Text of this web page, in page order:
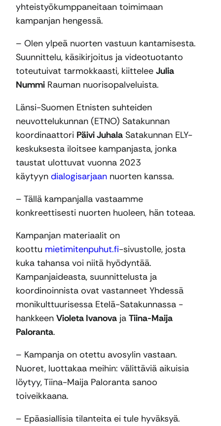
yhteistyökumppaneitaan toimimaan
kampanjan hengessä.
– Olen ylpeä nuorten vastuun kantamisesta.
Suunnittelu, käsikirjoitus ja videotuotanto
toteutuivat tarmokkaasti, kiittelee Julia
Nummi Rauman nuorisopalveluista.
Länsi-Suomen Etnisten suhteiden
neuvottelukunnan (ETNO) Satakunnan
koordinaattori Päivi Juhala Satakunnan ELY-
keskuksesta iloitsee kampanjasta, jonka
taustat ulottuvat vuonna 2023
käytyyn dialogisarjaan nuorten kanssa.
– Tällä kampanjalla vastaamme
konkreettisesti nuorten huoleen, hän toteaa.
Kampanjan materiaalit on
koottu mietimitenpuhut.fi-sivustolle, josta
kuka tahansa voi niitä hyödyntää.
Kampanjaideasta, suunnittelusta ja
koordinoinnista ovat vastanneet Yhdessä
monikulttuurisessa Etelä-Satakunnassa -
hankkeen Violeta Ivanova ja Tiina-Maija
Paloranta.
– Kampanja on otettu avosylin vastaan.
Nuoret, luottakaa meihin: välittäviä aikuisia
löytyy, Tiina-Maija Paloranta sanoo
toiveikkaana.
– Epäasiallisia tilanteita ei tule hyväksyä.